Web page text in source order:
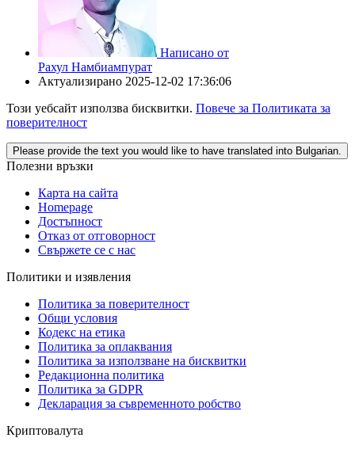
Написано от
Рахул Намбиампурат
Актуализирано 2025-12-02 17:36:06
Този уебсайт използва бисквитки. Повече за Политиката за
поверителност
Please provide the text you would like to have translated into Bulgarian.
Полезни връзки
Карта на сайта
Homepage
Достъпност
Отказ от отговорност
Свържете се с нас
Политики и изявления
Политика за поверителност
Общи условия
Кодекс на етика
Политика за оплаквания
Политика за използване на бисквитки
Редакционна политика
Политика за GDPR
Декларация за съвременното робство
Криптовалута